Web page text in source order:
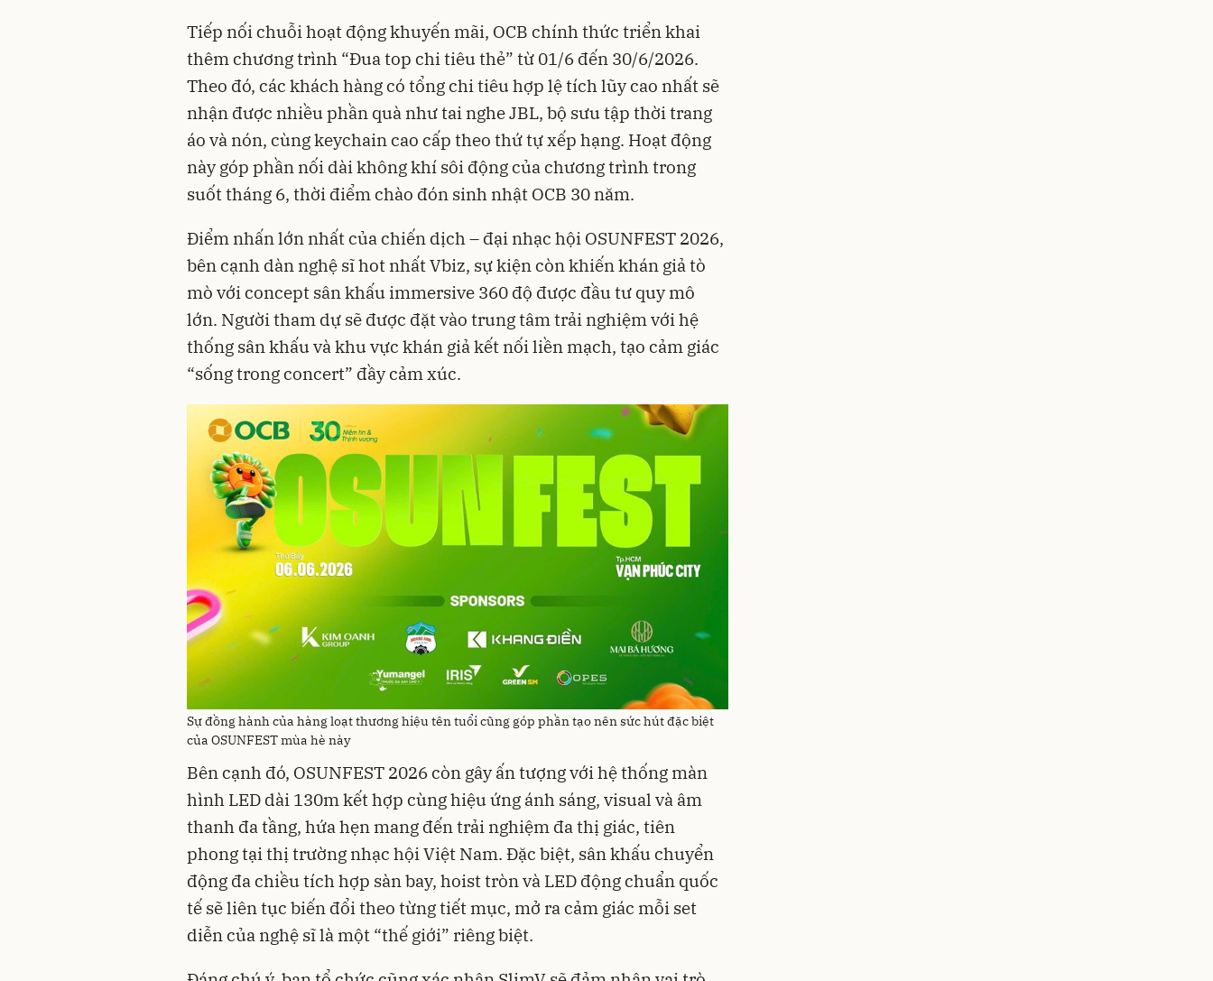
Tiếp nối chuỗi hoạt động khuyến mãi, OCB chính thức triển khai
thêm chương trình “Đua top chi tiêu thẻ” từ 01/6 đến 30/6/2026.
Theo đó, các khách hàng có tổng chi tiêu hợp lệ tích lũy cao nhất sẽ
nhận được nhiều phần quà như tai nghe JBL, bộ sưu tập thời trang
áo và nón, cùng keychain cao cấp theo thứ tự xếp hạng. Hoạt động
này góp phần nối dài không khí sôi động của chương trình trong
suốt tháng 6, thời điểm chào đón sinh nhật OCB 30 năm.
Điểm nhấn lớn nhất của chiến dịch – đại nhạc hội OSUNFEST 2026,
bên cạnh dàn nghệ sĩ hot nhất Vbiz, sự kiện còn khiến khán giả tò
mò với concept sân khấu immersive 360 độ được đầu tư quy mô
lớn. Người tham dự sẽ được đặt vào trung tâm trải nghiệm với hệ
thống sân khấu và khu vực khán giả kết nối liền mạch, tạo cảm giác
“sống trong concert” đầy cảm xúc.
Sự đồng hành của hàng loạt thương hiệu tên tuổi cũng góp phần tạo nên sức hút đặc biệt
của OSUNFEST mùa hè này
Bên cạnh đó, OSUNFEST 2026 còn gây ấn tượng với hệ thống màn
hình LED dài 130m kết hợp cùng hiệu ứng ánh sáng, visual và âm
thanh đa tầng, hứa hẹn mang đến trải nghiệm đa thị giác, tiên
phong tại thị trường nhạc hội Việt Nam. Đặc biệt, sân khấu chuyển
động đa chiều tích hợp sàn bay, hoist tròn và LED động chuẩn quốc
tế sẽ liên tục biến đổi theo từng tiết mục, mở ra cảm giác mỗi set
diễn của nghệ sĩ là một “thế giới” riêng biệt.